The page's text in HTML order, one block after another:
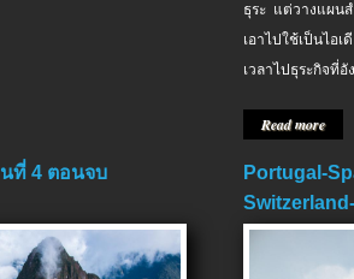
ธุระ แต่วางแผน
เอาไปใช้เป็นไอ
เวลาไปธุระกิจที่อั
Read more
ที่ 4 ตอนจบ
Portugal-